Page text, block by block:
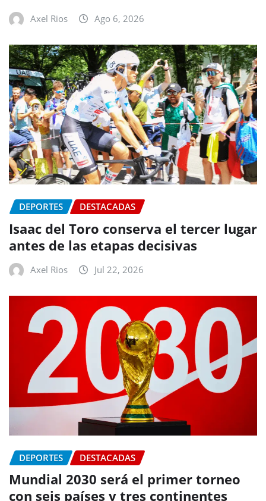
Axel Rios Ago 6, 2026
DEPORTES DESTACADAS
Isaac del Toro conserva el tercer lugar
antes de las etapas decisivas
Axel Rios Jul 22, 2026
DEPORTES DESTACADAS
Mundial 2030 será el primer torneo
con seis países y tres continentes